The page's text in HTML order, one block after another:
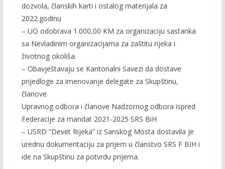
dozvola, članskih karti i ostalog materijala za
2022.godinu
– UO odobrava 1.000,00 KM za organizaciju sastanka
sa Nevladinim organizacijama za zaštitu rijeka i
životnog okoliša.
– Obavještavaju se Kantonalni Savezi da dostave
prijedloge za imenovanje delegate za Skupštinu,
članove
Upravnog odbora i članove Nadzornog odbora ispred
Federacije za mandat 2021-2025 SRS BiH
– USRD ”Devet Rijeka” iz Sanskog Mosta dostavila je
urednu dokumentaciju za prijem u članstvo SRS F BIH i
ide na Skupštinu za potvrdu prijema.